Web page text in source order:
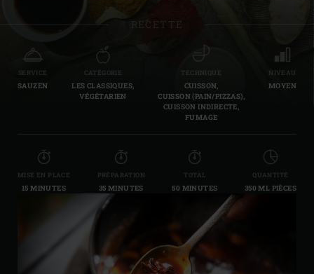
RECETTE
SERVICE
SAUZEN
CATÉGORIE
LES CLASSIQUES,
VÉGÉTARIEN
TECHNIQUE
CUISSON,
CUISSON (PAIN/PIZZAS),
CUISSON INDIRECTE,
FUMAGE
NIVEAU
MOYEN
MISE EN PLACE
15 MINUTES
PRÉPARATION
35 MINUTES
TOTAL
50 MINUTES
QUANTITÉ
350 ML PIÈCES